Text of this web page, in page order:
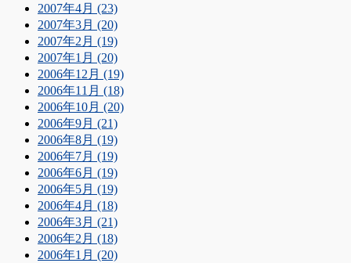
2007年4月 (23)
2007年3月 (20)
2007年2月 (19)
2007年1月 (20)
2006年12月 (19)
2006年11月 (18)
2006年10月 (20)
2006年9月 (21)
2006年8月 (19)
2006年7月 (19)
2006年6月 (19)
2006年5月 (19)
2006年4月 (18)
2006年3月 (21)
2006年2月 (18)
2006年1月 (20)